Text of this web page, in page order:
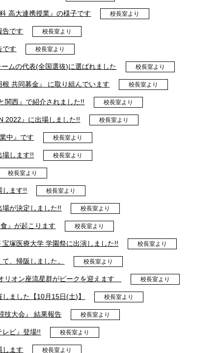
高大連携授業』の様子です 校長室より
です 校長室より
す 校長室より
ムの代表(全国選抜)に選ばれました 校長室より
共同募金』 に取り組んでいます 校長室より
関西』で紹介されました!! 校長室より
2022』に出場しました!! 校長室より
中』です 校長室より
場します!! 校長室より
校長室より
します!! 校長室より
が決定しました!! 校長室より
』が起こります 校長室より
塚医療大学 学園祭に出演しました!! 校長室より
、帰阪しました。 校長室より
オン座流星群がピークを迎えます 校長室より
ました【10月15日(土)】 校長室より
技大会』 結果報告 校長室より
レビ』登場!! 校長室より
します 校長室より